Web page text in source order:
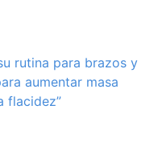
rutina para brazos y
aumentar masa
flacidez”